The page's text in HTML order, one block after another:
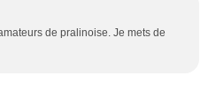
de pralinoise. Je mets de